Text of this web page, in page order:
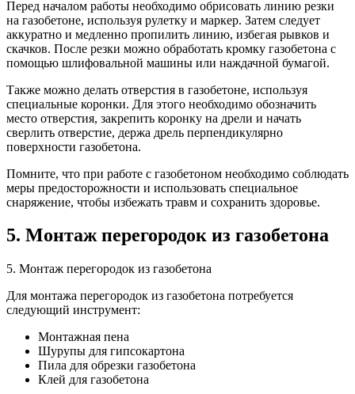
Перед началом работы необходимо обрисовать линию резки
на газобетоне, используя рулетку и маркер. Затем следует
аккуратно и медленно пропилить линию, избегая рывков и
скачков. После резки можно обработать кромку газобетона с
помощью шлифовальной машины или наждачной бумагой.
Также можно делать отверстия в газобетоне, используя
специальные коронки. Для этого необходимо обозначить
место отверстия, закрепить коронку на дрели и начать
сверлить отверстие, держа дрель перпендикулярно
поверхности газобетона.
Помните, что при работе с газобетоном необходимо соблюдать
меры предосторожности и использовать специальное
снаряжение, чтобы избежать травм и сохранить здоровье.
5. Монтаж перегородок из газобетона
5. Монтаж перегородок из газобетона
Для монтажа перегородок из газобетона потребуется
следующий инструмент:
Монтажная пена
Шурупы для гипсокартона
Пила для обрезки газобетона
Клей для газобетона